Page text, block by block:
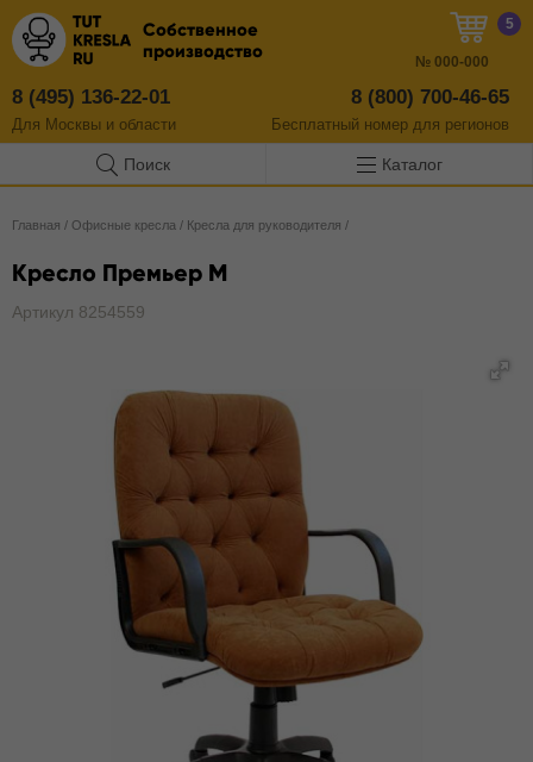
Собственное
производство
8 (495) 136-22-01
Для Москвы и области
8 (800) 700-46-65
Бесплатный номер для регионов
5
№ 000-000
Поиск Каталог
Главная / Офисные кресла / Кресла для руководителя /
Кресло Премьер М
Артикул 8254559